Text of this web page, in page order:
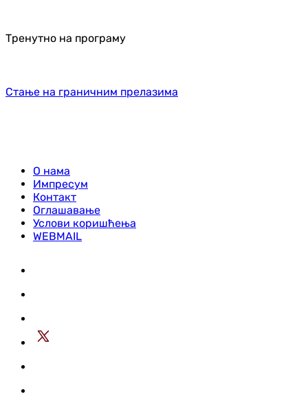
Тренутно на програму
Стање на граничним прелазима
О нама
Импресум
Контакт
Оглашавање
Услови коришћења
WEBMAIL